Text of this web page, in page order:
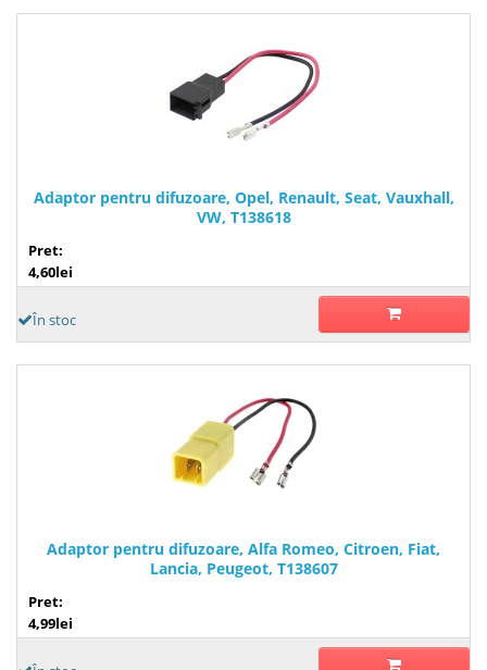
Adaptor pentru difuzoare, Opel, Renault, Seat, Vauxhall,
VW, T138618
Pret:
4,60lei
În stoc
Adaptor pentru difuzoare, Alfa Romeo, Citroen, Fiat,
Lancia, Peugeot, T138607
Pret:
4,99lei